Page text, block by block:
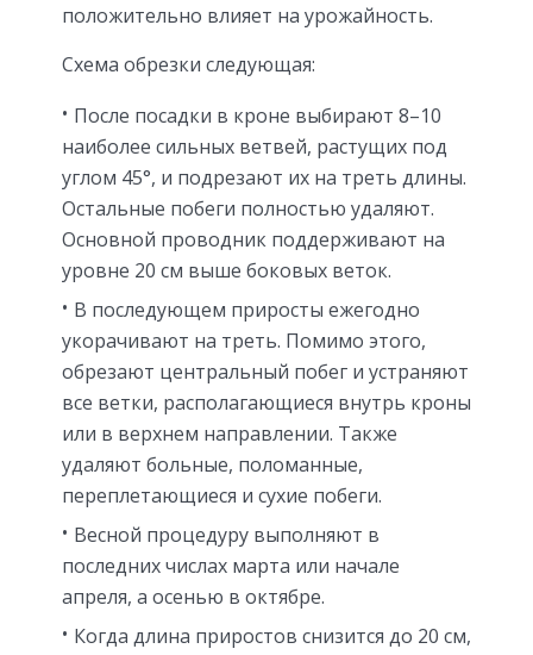
положительно влияет на урожайность.
Схема обрезки следующая:
После посадки в кроне выбирают 8–10
наиболее сильных ветвей, растущих под
углом 45°, и подрезают их на треть длины.
Остальные побеги полностью удаляют.
Основной проводник поддерживают на
уровне 20 см выше боковых веток.
В последующем приросты ежегодно
укорачивают на треть. Помимо этого,
обрезают центральный побег и устраняют
все ветки, располагающиеся внутрь кроны
или в верхнем направлении. Также
удаляют больные, поломанные,
переплетающиеся и сухие побеги.
Весной процедуру выполняют в
последних числах марта или начале
апреля, а осенью в октябре.
Когда длина приростов снизится до 20 см,